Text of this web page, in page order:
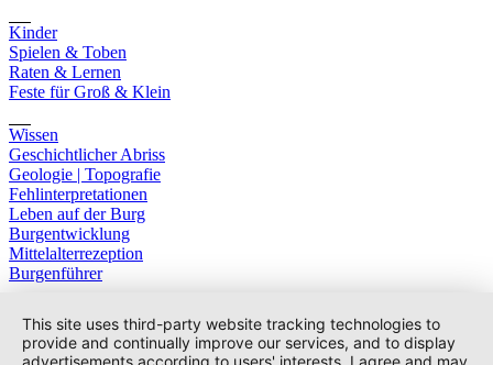
Kinder
Spielen & Toben
Raten & Lernen
Feste für Groß & Klein
Wissen
Geschichtlicher Abriss
Geologie | Topografie
Fehlinterpretationen
Leben auf der Burg
Burgentwicklung
Mittelalterrezeption
Burgenführer
This site uses third-party website tracking technologies to
provide and continually improve our services, and to display
advertisements according to users' interests. I agree and may